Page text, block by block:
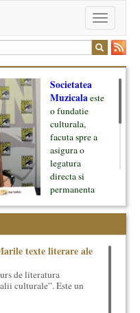
Toggle
navigation
Societatea
Muzicalaeste
o fundatie
culturala,
facuta spre a
asigura o
legatura
directa si
permanenta
oamenii ei, pe
-, insa acum
culturii.
si administram proiecte
texte literare ale
de literatura
culturale”. Este un